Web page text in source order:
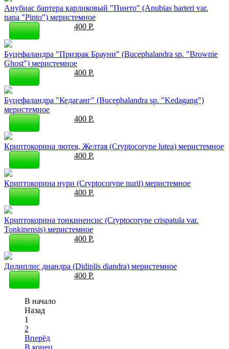
Анубиас бартера карликовый "Пинто" (Anubias barteri var.
nana "Pinto") меристемное
400 Р.
Буцефаландра "Призрак Брауни" (Bucephalandra sp. "Brownie
Ghost") меристемное
400 Р.
Буцефаландра "Кедаганг" (Bucephalandra sp. "Kedagang")
меристемное
400 Р.
Криптокорина лютея, Желтая (Cryptocoryne lutea) меристемное
400 Р.
Криптокорина нури (Cryptocoryne nurii) меристемное
400 Р.
Криптокорина тонкиненсис (Cryptocoryne crispatula var.
Tonkinensis) меристемное
400 Р.
Дидиплис диандра (Didiplis diandra) меристемное
400 Р.
В начало
Назад
1
2
Вперёд